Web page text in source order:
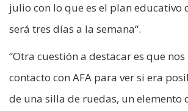
julio con lo que es el plan educativo
será tres días a la semana“.
“Otra cuestión a destacar es que
contacto con AFA para ver si era
de una silla de ruedas, un elemento